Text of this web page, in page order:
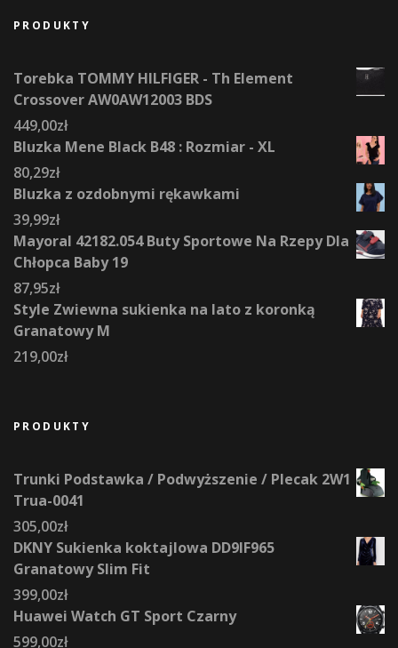
PRODUKTY
Torebka TOMMY HILFIGER - Th Element
Crossover AW0AW12003 BDS
449,00zł
Bluzka Mene Black B48 : Rozmiar - XL
80,29zł
Bluzka z ozdobnymi rękawkami
39,99zł
Mayoral 42182.054 Buty Sportowe Na Rzepy Dla
Chłopca Baby 19
87,95zł
Style Zwiewna sukienka na lato z koronką
Granatowy M
219,00zł
PRODUKTY
Trunki Podstawka / Podwyższenie / Plecak 2W1
Trua-0041
305,00zł
DKNY Sukienka koktajlowa DD9IF965
Granatowy Slim Fit
399,00zł
Huawei Watch GT Sport Czarny
599,00zł